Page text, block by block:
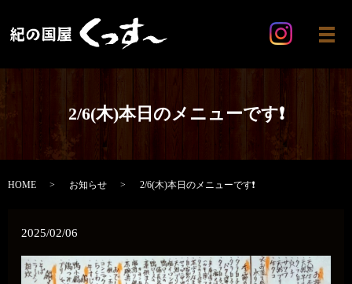
メ
2/6(木)本日のメニューです❗️
HOME お知らせ 2/6(木)本日のメニューです❗️
2025/02/06